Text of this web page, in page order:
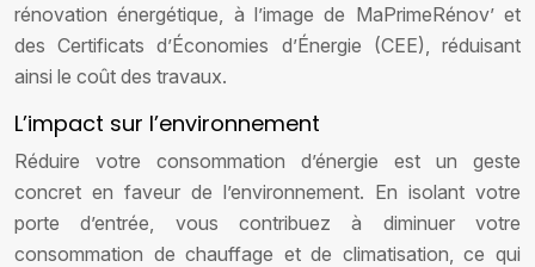
rénovation énergétique, à l’image de MaPrimeRénov’ et
des Certificats d’Économies d’Énergie (CEE), réduisant
ainsi le coût des travaux.
L’impact sur l’environnement
Réduire votre consommation d’énergie est un geste
concret en faveur de l’environnement. En isolant votre
porte d’entrée, vous contribuez à diminuer votre
consommation de chauffage et de climatisation, ce qui